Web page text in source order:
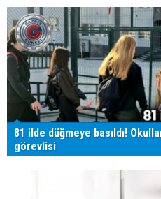
81 ilde düğmeye basıldı!
görevlisi